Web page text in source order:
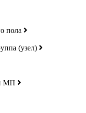
пола
(узел)
МП